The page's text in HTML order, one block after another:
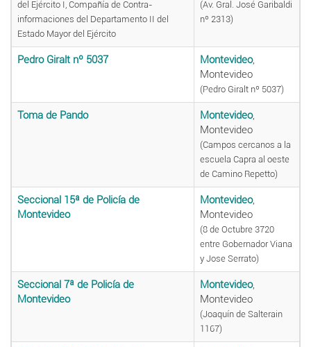
del Ejército I, Compañía de Contra-
informaciones del Departamento II del
Estado Mayor del Ejército
(Av. Gral. José Garibaldi
nº 2313)
Pedro Giralt nº 5037 Montevideo,
Montevideo
(Pedro Giralt nº 5037)
Toma de Pando Montevideo,
Montevideo
(Campos cercanos a la
escuela Capra al oeste
de Camino Repetto)
Seccional 15ª de Policía de
Montevideo
Montevideo,
Montevideo
(8 de Octubre 3720
entre Gobernador Viana
y Jose Serrato)
Seccional 7ª de Policía de
Montevideo
Montevideo,
Montevideo
(Joaquín de Salterain
1167)